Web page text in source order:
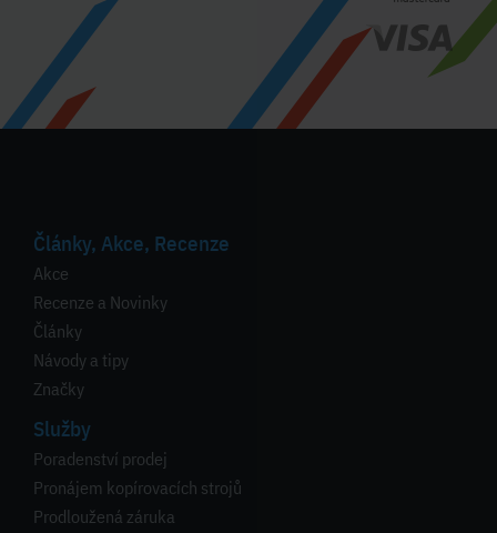
Články, Akce, Recenze
Akce
Recenze a Novinky
Články
Návody a tipy
Značky
Služby
Poradenství prodej
Pronájem kopírovacích strojů
Prodloužená záruka